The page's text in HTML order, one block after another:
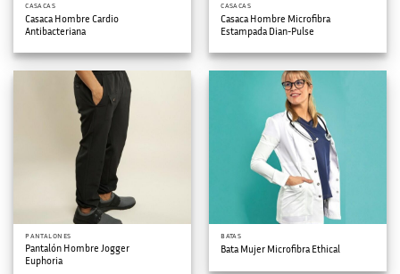
CASACAS
Casaca Hombre Cardio
Antibacteriana
CASACAS
Casaca Hombre Microfibra
Estampada Dian-Pulse
PANTALONES
Pantalón Hombre Jogger
Euphoria
BATAS
Bata Mujer Microfibra Ethical